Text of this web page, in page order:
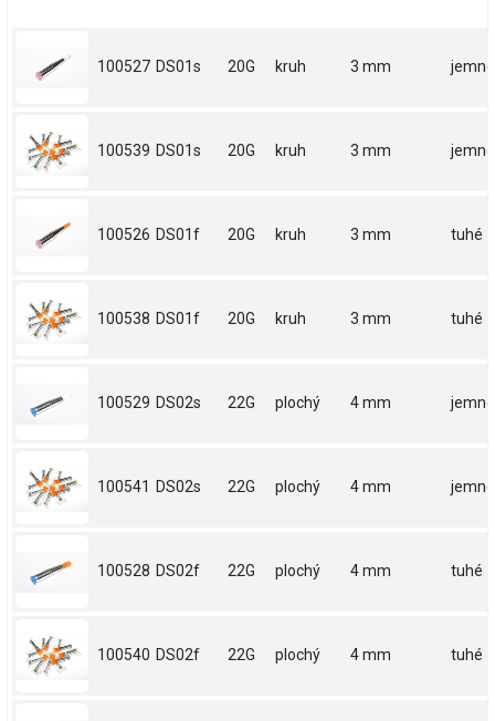
100527 DS01s 20G kruh 3 mm jemné
100539 DS01s 20G kruh 3 mm jemné
100526 DS01f 20G kruh 3 mm tuhé
100538 DS01f 20G kruh 3 mm tuhé
100529 DS02s 22G plochý 4 mm jemné
100541 DS02s 22G plochý 4 mm jemné
100528 DS02f 22G plochý 4 mm tuhé
100540 DS02f 22G plochý 4 mm tuhé